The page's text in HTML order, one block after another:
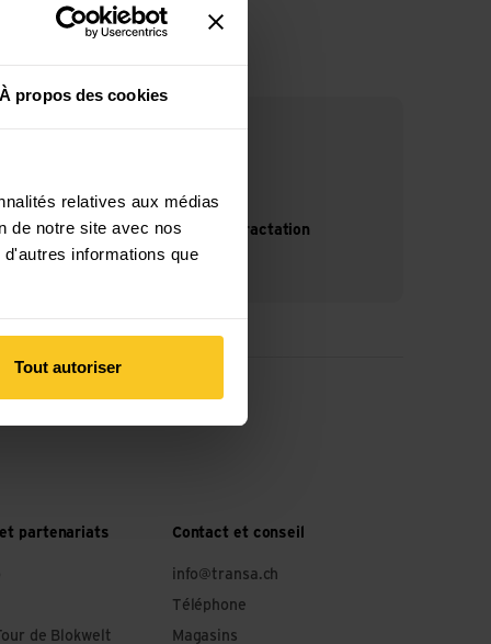
À propos des cookies
relatives aux médias
de notre site avec nos
informations que
Tout autoriser
14 jours de droit de rétractation
partenariats
de Blokwelt
Contact et conseil
info@transa.ch
Téléphone
Magasins